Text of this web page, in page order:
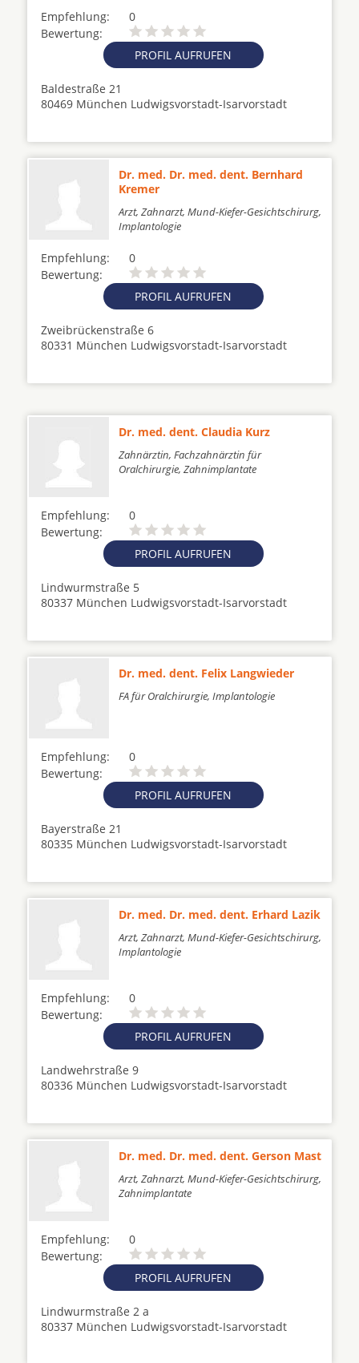
Empfehlung:
0
Bewertung:
PROFIL AUFRUFEN
Baldestraße 21
80469 München Ludwigsvorstadt-Isarvorstadt
Dr. med. Dr. med. dent. Bernhard
Kremer
Arzt, Zahnarzt, Mund-Kiefer-Gesichtschirurg,
Implantologie
Empfehlung:
0
Bewertung:
PROFIL AUFRUFEN
Zweibrückenstraße 6
80331 München Ludwigsvorstadt-Isarvorstadt
Dr. med. dent. Claudia Kurz
Zahnärztin, Fachzahnärztin für
Oralchirurgie, Zahnimplantate
Empfehlung:
0
Bewertung:
PROFIL AUFRUFEN
Lindwurmstraße 5
80337 München Ludwigsvorstadt-Isarvorstadt
Dr. med. dent. Felix Langwieder
FA für Oralchirurgie, Implantologie
Empfehlung:
0
Bewertung:
PROFIL AUFRUFEN
Bayerstraße 21
80335 München Ludwigsvorstadt-Isarvorstadt
Dr. med. Dr. med. dent. Erhard Lazik
Arzt, Zahnarzt, Mund-Kiefer-Gesichtschirurg,
Implantologie
Empfehlung:
0
Bewertung:
PROFIL AUFRUFEN
Landwehrstraße 9
80336 München Ludwigsvorstadt-Isarvorstadt
Dr. med. Dr. med. dent. Gerson Mast
Arzt, Zahnarzt, Mund-Kiefer-Gesichtschirurg,
Zahnimplantate
Empfehlung:
0
Bewertung:
PROFIL AUFRUFEN
Lindwurmstraße 2 a
80337 München Ludwigsvorstadt-Isarvorstadt